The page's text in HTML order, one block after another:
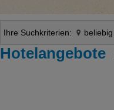
Ihre Suchkriterien: beliebig
Hotelangebote